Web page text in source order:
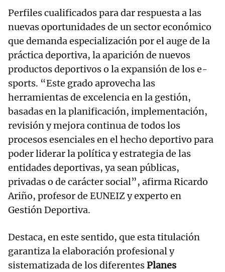
Perfiles cualificados para dar respuesta a las
nuevas oportunidades de un sector económico
que demanda especialización por el auge de la
práctica deportiva, la aparición de nuevos
productos deportivos o la expansión de los e-
sports. “Este grado aprovecha las
herramientas de excelencia en la gestión,
basadas en la planificación, implementación,
revisión y mejora continua de todos los
procesos esenciales en el hecho deportivo para
poder liderar la política y estrategia de las
entidades deportivas, ya sean públicas,
privadas o de carácter social”, afirma Ricardo
Ariño, profesor de EUNEIZ y experto en
Gestión Deportiva.
Destaca, en este sentido, que esta titulación
garantiza la elaboración profesional y
sistematizada de los diferentesPlanes